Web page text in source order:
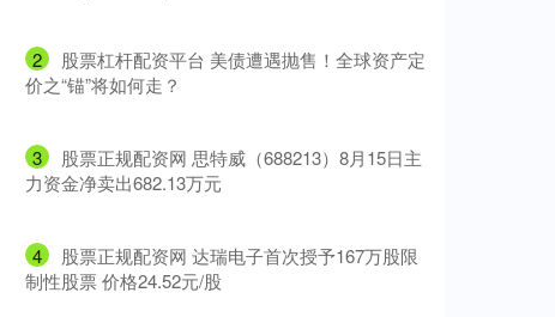
2
​股票杠杆配资平台 美债遭遇抛售！全球资产定
价之“锚”将如何走？
3
​股票正规配资网 思特威（688213）8月15日主
力资金净卖出682.13万元
4
​股票正规配资网 达瑞电子首次授予167万股限
制性股票 价格24.52元/股